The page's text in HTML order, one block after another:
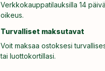
Verkkokauppatilauksilla 14
oikeus.
Turvalliset maksutavat
Voit maksaa ostoksesi
tai luottokortillasi.